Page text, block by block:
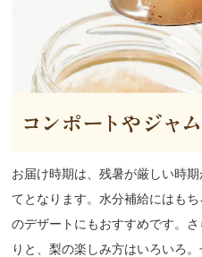
お届け時期は、残暑が厳しい時
てとなります。水分補給にはも
のデザートにもおすすめです。
りと、梨の楽しみ方はいろいろ